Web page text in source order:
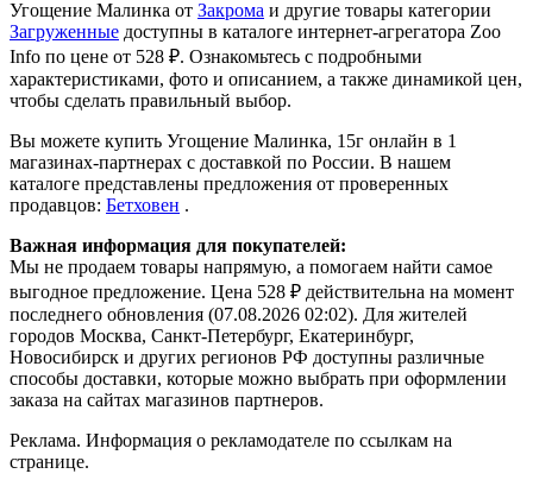
Угощение Малинка от Закрома и другие товары категории
Загруженные доступны в каталоге интернет-агрегатора Zoo
Info по цене от 528 ₽. Ознакомьтесь с подробными
характеристиками, фото и описанием, а также динамикой цен,
чтобы сделать правильный выбор.
Вы можете купить Угощение Малинка, 15г онлайн в 1
магазинах-партнерах с доставкой по России. В нашем
каталоге представлены предложения от проверенных
продавцов: Бетховен .
Важная информация для покупателей:
Мы не продаем товары напрямую, а помогаем найти самое
выгодное предложение. Цена 528 ₽ действительна на момент
последнего обновления (07.08.2026 02:02). Для жителей
городов Москва, Санкт-Петербург, Екатеринбург,
Новосибирск и других регионов РФ доступны различные
способы доставки, которые можно выбрать при оформлении
заказа на сайтах магазинов партнеров.
Реклама. Информация о рекламодателе по ссылкам на
странице.